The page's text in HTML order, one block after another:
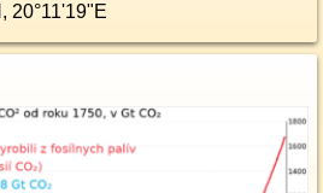
, 20°11'19"E